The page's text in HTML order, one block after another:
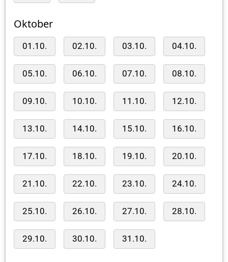
Oktober
01.10. 02.10. 03.10. 04.10.
05.10. 06.10. 07.10. 08.10.
09.10. 10.10. 11.10. 12.10.
13.10. 14.10. 15.10. 16.10.
17.10. 18.10. 19.10. 20.10.
21.10. 22.10. 23.10. 24.10.
25.10. 26.10. 27.10. 28.10.
29.10. 30.10. 31.10.